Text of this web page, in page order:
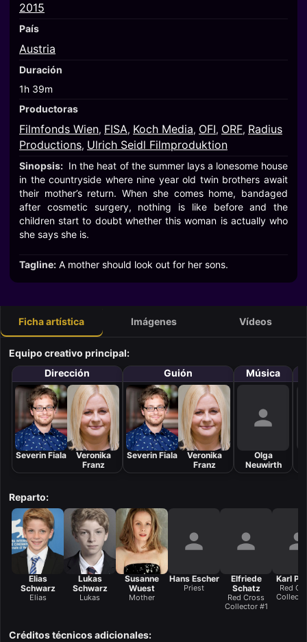
2015
País
Austria
Duración
1h 39m
Productoras
Filmfonds Wien, FISA, Koch Media, OFI, ORF, Radius
Productions, Ulrich Seidl Filmproduktion
Sinopsis: In the heat of the summer lays a lonesome house
in the countryside where nine year old twin brothers await
their mother’s return. When she comes home, bandaged
after cosmetic surgery, nothing is like before and the
children start to doubt whether this woman is actually who
she says she is.
Tagline: A mother should look out for her sons.
Ficha artística Imágenes Vídeos
Equipo creativo principal:
Dirección
Severin Fiala
Veronika
Franz
Guión
Severin Fiala
Veronika
Franz
Música
Olga
Neuwirth
Reparto:
Elias
Schwarz
Elias
Lukas
Schwarz
Lukas
Susanne
Wuest
Mother
Hans Escher
Priest
Elfriede
Schatz
Red Cross
Collector #1
Karl
Red
Créditos técnicos adicionales: